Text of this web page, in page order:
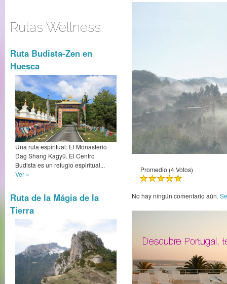
Rutas Wellness
Ruta Budista-Zen en
Huesca
Una ruta espiritual: El Monasterio
Dag Shang Kagyü. El Centro
Budista es un refugio espiritual...
Ver »
Ruta de la Mágia de la
Tierra
Promedio (4 Votos)
No hay ningún comentario aún.